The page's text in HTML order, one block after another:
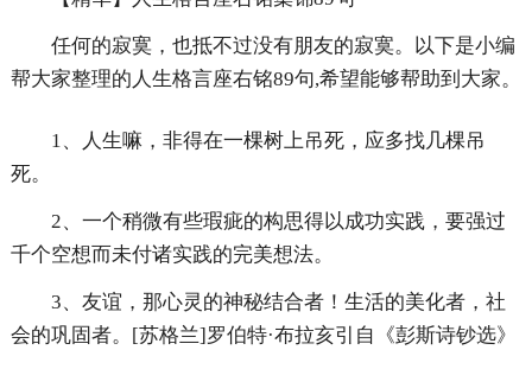
任何的寂寞，也抵不过没有朋友的寂寞。以下是小编
帮大家整理的人生格言座右铭89句,希望能够帮助到大家。
1、人生嘛，非得在一棵树上吊死，应多找几棵吊
死。
2、一个稍微有些瑕疵的构思得以成功实践，要强过
千个空想而未付诸实践的完美想法。
3、友谊，那心灵的神秘结合者！生活的美化者，社
会的巩固者。[苏格兰]罗伯特·布拉亥引自《彭斯诗钞选》